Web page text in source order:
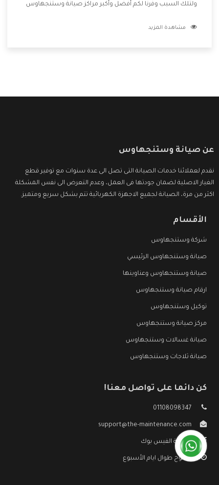
ولتلك السبب وفرنا لكم أفضل وأكبر مراكز صيانة وستنجهاوس
بتصليح جميع المنتجات دون اى ازعاج كما أننا نهتم بكل ما يحتاجه
مشاهدة المزيد
عن صيانة وستنجهاوس
نقدم لعملائنا خدمات الصيانة التى تصل الى عدة سنوات مع توفير قطع
الغيار الاصلية لضمان جودتها فى العمل، وعدم التعرض الى نفس المشكلة
اكثر من مرة، الصيانة لجميع الاجهزة الكهربائية تتم بشكل سريع ومتميز.
الأقسام
شركة وستنجهاوس
صيانة وستنجهاوس الرئيسي
صيانة وستنجهاوس وعناوينها
ارقام صيانة وستنجهاوس
توكيل وستنجهاوس
مركز صيانة وستنجهاوس
صيانة غسالات وستنجهاوس
صيانة ثلاجات وستنجهاوس
كن دائما على تواصل معنا!
01108098347
support@the-maintenance.com
صفحة الفيس بوك
مفتوح طوال ايام الأسبوع